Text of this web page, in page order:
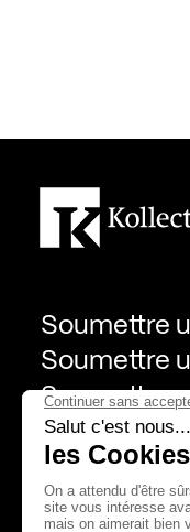
Soumettre
Soumettre
Soumettre
Page Facebook
PagePage